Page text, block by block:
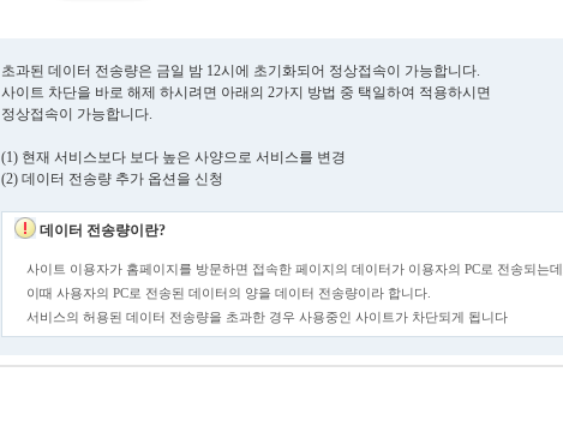
초과된 데이터 전송량은 금일 밤 12시에 초기화되어 정상접속이 가능합니다.
사이트 차단을 바로 해제 하시려면 아래의 2가지 방법 중 택일하여 적용하시면
정상접속이 가능합니다.
(1) 현재 서비스보다 보다 높은 사양으로 서비스를 변경
(2) 데이터 전송량 추가 옵션을 신청
데이터 전송량이란?
사이트 이용자가 홈페이지를 방문하면 접속한 페이지의 데이터가 이용자의 PC로 전송되는데,
이때 사용자의 PC로 전송된 데이터의 양을 데이터 전송량이라 합니다.
서비스의 허용된 데이터 전송량을 초과한 경우 사용중인 사이트가 차단되게 됩니다